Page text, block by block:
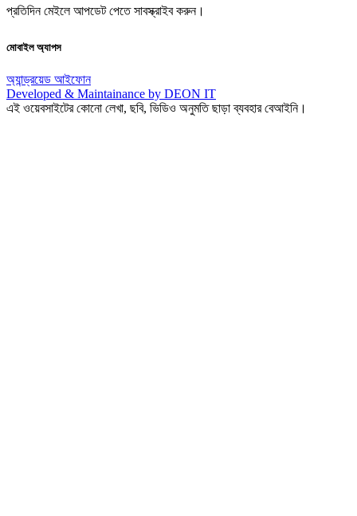
প্রতিদিন মেইলে আপডেট পেতে সাবস্ক্রাইব করুন।
মোবাইল অ্যাপস
অ্যান্ড্রয়েড আইফোন
Developed & Maintainance by DEON IT
এই ওয়েবসাইটের কোনো লেখা, ছবি, ভিডিও অনুমতি ছাড়া ব্যবহার বেআইনি।